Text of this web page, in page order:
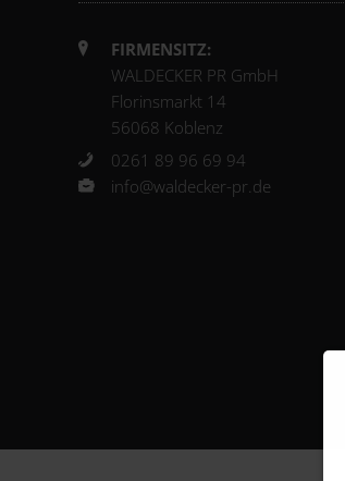
FIRMENSITZ:
WALDECKER PR GmbH
Florinsmarkt 14
56068 Koblenz
0261 89 96 69 94
info@waldecker-pr.de